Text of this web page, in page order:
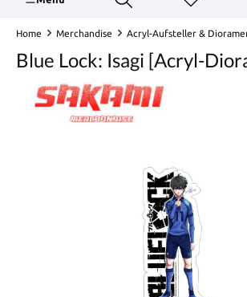
Home Merchandise Acryl-Aufsteller &
Blue Lock: Isagi [Acryl-